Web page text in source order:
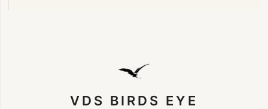
VDS BIRDS EYE